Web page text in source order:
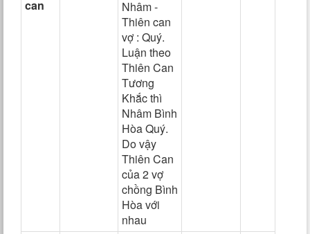
can
Nhâm -
Thiên can
vợ : Quý.
Luận theo
Thiên Can
Tương
Khắc thì
Nhâm Bình
Hòa Quý.
Do vậy
Thiên Can
của 2 vợ
chồng Bình
Hòa với
nhau